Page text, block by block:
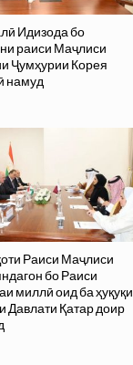
Идизода бо
раиси Маҷлиси
Ҷумҳурии Корея
намуд
Раиси Маҷлиси
бо Раиси
миллӣ оид ба ҳуқуқи
Давлати Қатар доир